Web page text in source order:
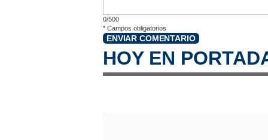
0/500
* Campos obligatorios
ENVIAR COMENTARIO
HOY EN